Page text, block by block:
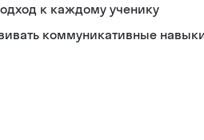
к каждому ученику
коммуникативные